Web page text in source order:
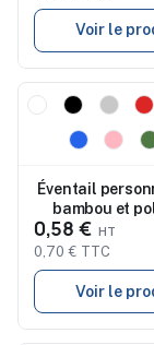
Voir le
Nouveau
Éventail
bambou et
LIDIA
0,58 €
0,70 € TTC
Voir le